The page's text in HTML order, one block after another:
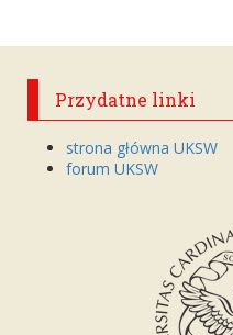
Przydatne linki
strona główna UKSW
forum UKSW